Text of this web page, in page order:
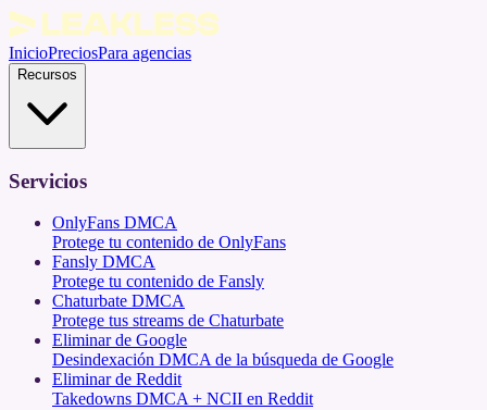
InicioPreciosPara agencias
Recursos
Servicios
OnlyFans DMCA
Protege tu contenido de OnlyFans
Fansly DMCA
Protege tu contenido de Fansly
Chaturbate DMCA
Protege tus streams de Chaturbate
Eliminar de Google
Desindexación DMCA de la búsqueda de Google
Eliminar de Reddit
Takedowns DMCA + NCII en Reddit